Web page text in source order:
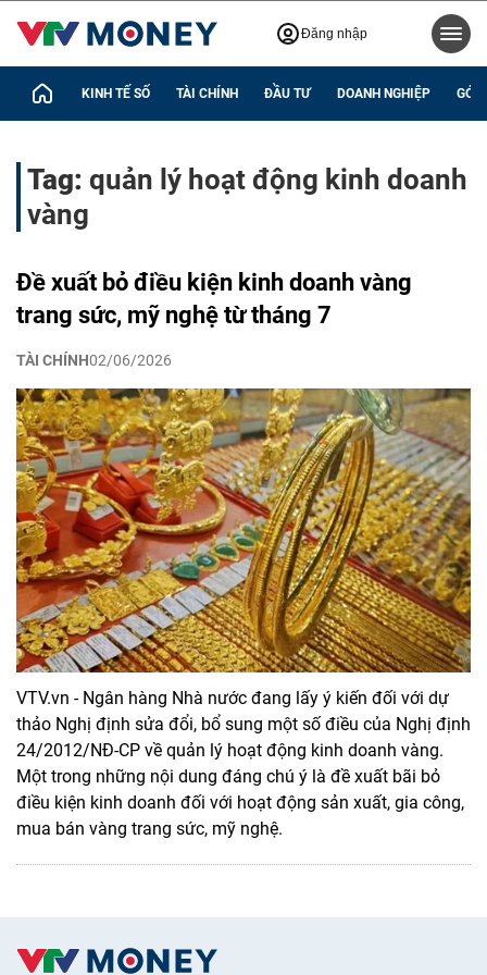
Đăng nhập
KINH TẾ SỐ TÀI CHÍNH ĐẦU TƯ DOANH NGHIỆP GÓC
Tag: quản lý hoạt động kinh doanh
vàng
Đề xuất bỏ điều kiện kinh doanh vàng
trang sức, mỹ nghệ từ tháng 7
TÀI CHÍNH02/06/2026
VTV.vn - Ngân hàng Nhà nước đang lấy ý kiến đối với dự
thảo Nghị định sửa đổi, bổ sung một số điều của Nghị định
24/2012/NĐ-CP về quản lý hoạt động kinh doanh vàng.
Một trong những nội dung đáng chú ý là đề xuất bãi bỏ
điều kiện kinh doanh đối với hoạt động sản xuất, gia công,
mua bán vàng trang sức, mỹ nghệ.